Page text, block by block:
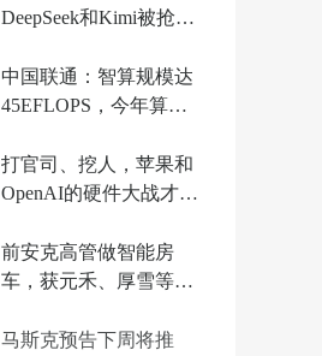
DeepSeek和Kimi被抢疯
中国联通：智算规模达
45EFLOPS，今年算力
打官司、挖人，苹果和
OpenAI的硬件大战才刚
前安克高管做智能房
车，获元禾、厚雪等超
2027年初量产｜硬氪首
马斯克预告下周将推